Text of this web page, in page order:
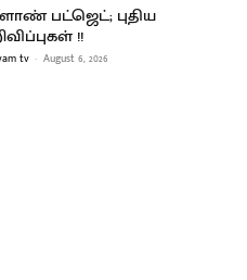
பட்ஜெட்; புதிய
!!
tv - August 6, 2026